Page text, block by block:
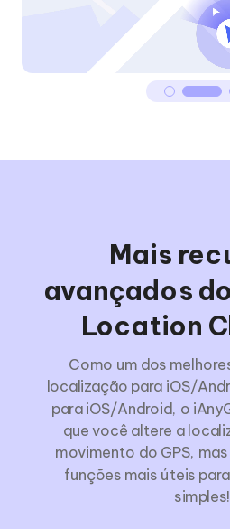
Mais
avançados
Location
Como um dos
localização para iOS/
para iOS/Android, o
que você altere a
movimento do GPS,
funções mais úteis
simples!